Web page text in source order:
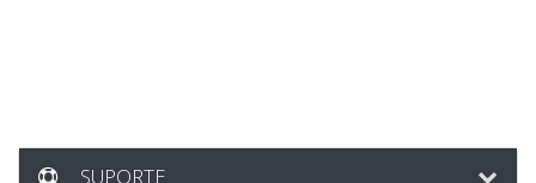
SUPORTE